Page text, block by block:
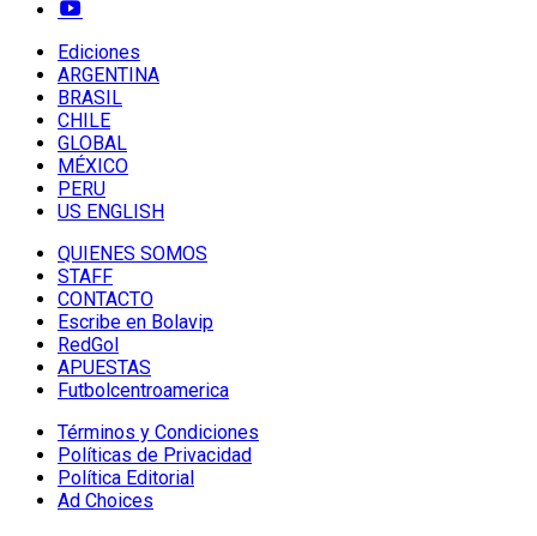
Ediciones
ARGENTINA
BRASIL
CHILE
GLOBAL
MÉXICO
PERU
US ENGLISH
QUIENES SOMOS
STAFF
CONTACTO
Escribe en Bolavip
RedGol
APUESTAS
Futbolcentroamerica
Términos y Condiciones
Políticas de Privacidad
Política Editorial
Ad Choices